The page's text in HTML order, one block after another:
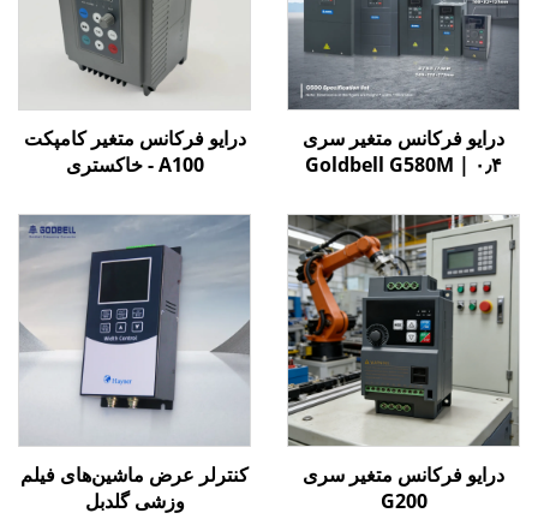
درایو فرکانس متغیر سری
Goldbell G580M | ۰٫۴
کنترل V/F و برداری | درایو
فرکانس متغیر با گواهینامه
CE
درایو فرکانس متغیر کامپکت
A100 - خاکستری
درایو فرکانس متغیر سری
G200
کنترلر عرض ماشین‌های فیلم
وزشی گلدبل